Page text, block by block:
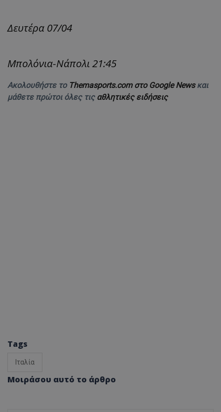
Δευτέρα 07/04
Μπολόνια-Νάπολι 21:45
Ακολουθήστε το Themasports.com στο Google Newsκαι
μάθετε πρώτοι όλες τις αθλητικές ειδήσεις
Tags
Ιταλία
Μοιράσου αυτό το άρθρο